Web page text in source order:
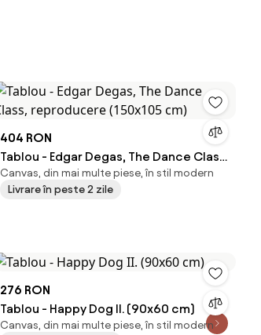
404 RON
Tablou - Edgar Degas, The Dance Class,
reproducere (150x105 cm)
Canvas, din mai multe piese, în stil modern
Livrare în peste 2 zile
276 RON
Tablou - Happy Dog II. (90x60 cm)
Canvas, din mai multe piese, în stil modern